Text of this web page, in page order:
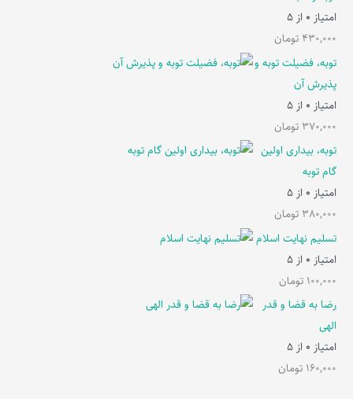
امتیاز 0 از 5
430,000 تومان
توبه، فضیلت توبه و
پذیرش آن
امتیاز 0 از 5
370,000 تومان
توبه، بیداری اولین
گام توبه
امتیاز 0 از 5
380,000 تومان
تسلیم نهایت اسلام
امتیاز 0 از 5
100,000 تومان
رضا به قضا و قدر
الهی
امتیاز 0 از 5
160,000 تومان